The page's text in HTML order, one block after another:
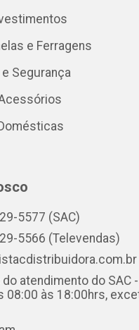
e Ferragens
Segurança
5577 (SAC)
5566 (Televendas)
do atendimento do SAC
08:00 às 18:00hrs,